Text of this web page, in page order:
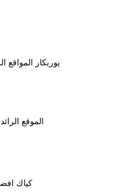
يوربكار
الموقع
كياك